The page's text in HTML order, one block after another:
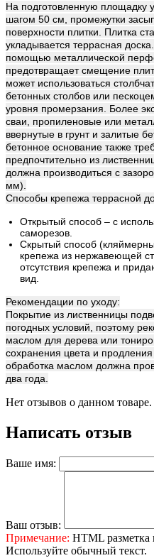
На подготовленную площадку
шагом 50 см, промежутки
поверхности плитки. Плитка
укладывается террасная
помощью металлической
предотвращает смещение
может использоваться
бетонных столбов или
уровня промерзания. Более
сваи, пропиленовые или
ввернутые в грунт и залитые
бетонное основание также
предпочтительно из
должна производиться с
мм).
Способы крепежа террасной
Открытый способ – с
саморезов.
Скрытый способ
крепежа из нержавеющей
отсутствия крепежа и
вид.
Рекомендации по уходу:
Покрытие из лиственницы
погодных условий, поэтому
маслом для дерева или
сохранения цвета и
обработка маслом должна
два года.
Нет отзывов о данном товаре.
Написать отзыв
Ваше имя:
Ваш отзыв:
Примечание: HTML разметка
Используйте обычный текст.